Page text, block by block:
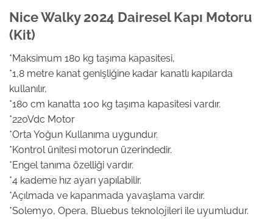
Nice Walky 2024 Dairesel Kapı Motoru
(Kit)
*Maksimum 180 kg taşıma kapasitesi,
*1,8 metre kanat genişliğine kadar kanatlı kapılarda
kullanılır,
*180 cm kanatta 100 kg taşıma kapasitesi vardır.
*220Vdc Motor
*Orta Yoğun Kullanıma uygundur.
*Kontrol ünitesi motorun üzerindedir.
*Engel tanıma özelliği vardır.
*4 kademe hız ayarı yapılabilir.
*Açılmada ve kapanmada yavaşlama vardır.
*Solemyo, Opera, Bluebus teknolojileri ile uyumludur.